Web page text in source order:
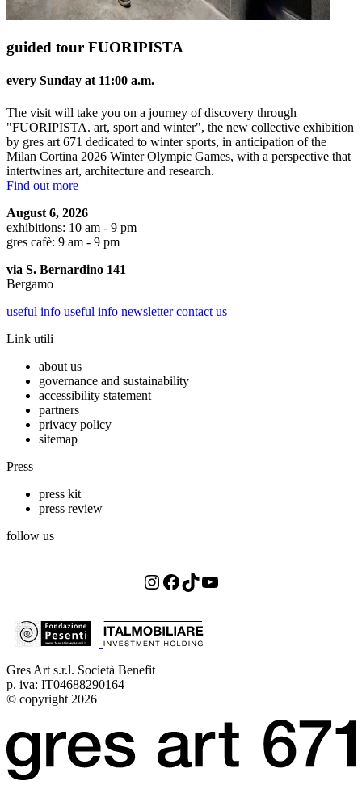
guided tour FUORIPISTA
every Sunday at 11:00 a.m.
The visit will take you on a journey of discovery through
"FUORIPISTA. art, sport and winter", the new collective exhibition
by gres art 671 dedicated to winter sports, in anticipation of the
Milan Cortina 2026 Winter Olympic Games, with a perspective that
intertwines art, architecture and research.
Find out more
August 6, 2026
exhibitions: 10 am - 9 pm
gres cafè: 9 am - 9 pm
via S. Bernardino 141
Bergamo
useful info useful info newslettercontact us
Link utili
about us
governance and sustainability
accessibility statement
partners
privacy policy
sitemap
Press
press kit
press review
follow us
Instagram
Facebook
TikTok
YouTube
Gres Art s.r.l. Società Benefit
p. iva: IT04688290164
© copyright 2026